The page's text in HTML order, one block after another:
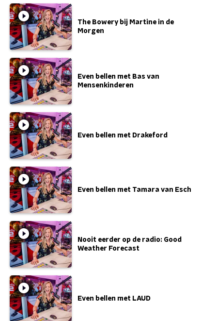
The Bowery bij Martine in de
Morgen
Even bellen met Bas van
Mensenkinderen
Even bellen met Drakeford
Even bellen met Tamara van Esch
Nooit eerder op de radio: Good
Weather Forecast
Even bellen met LAUD